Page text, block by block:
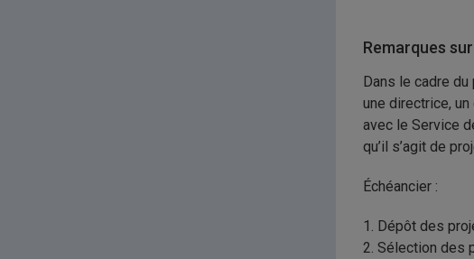
Remarques
Dans le cadre
une directrice,
avec le Service
qu’il s’agit de
Échéancier :
1. Dépôt des
2. Sélection des